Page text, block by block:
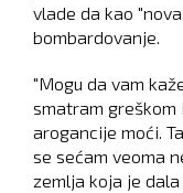
vlade da kao
bombardovanje.
"Mogu da vam
smatram
arogancije moći.
se sećam veoma
zemlja koja je